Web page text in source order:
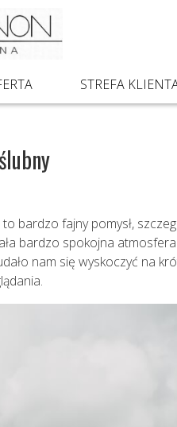
STREFA
bardzo fajny pomysł,
bardzo spokojna
nam się wyskoczyć na